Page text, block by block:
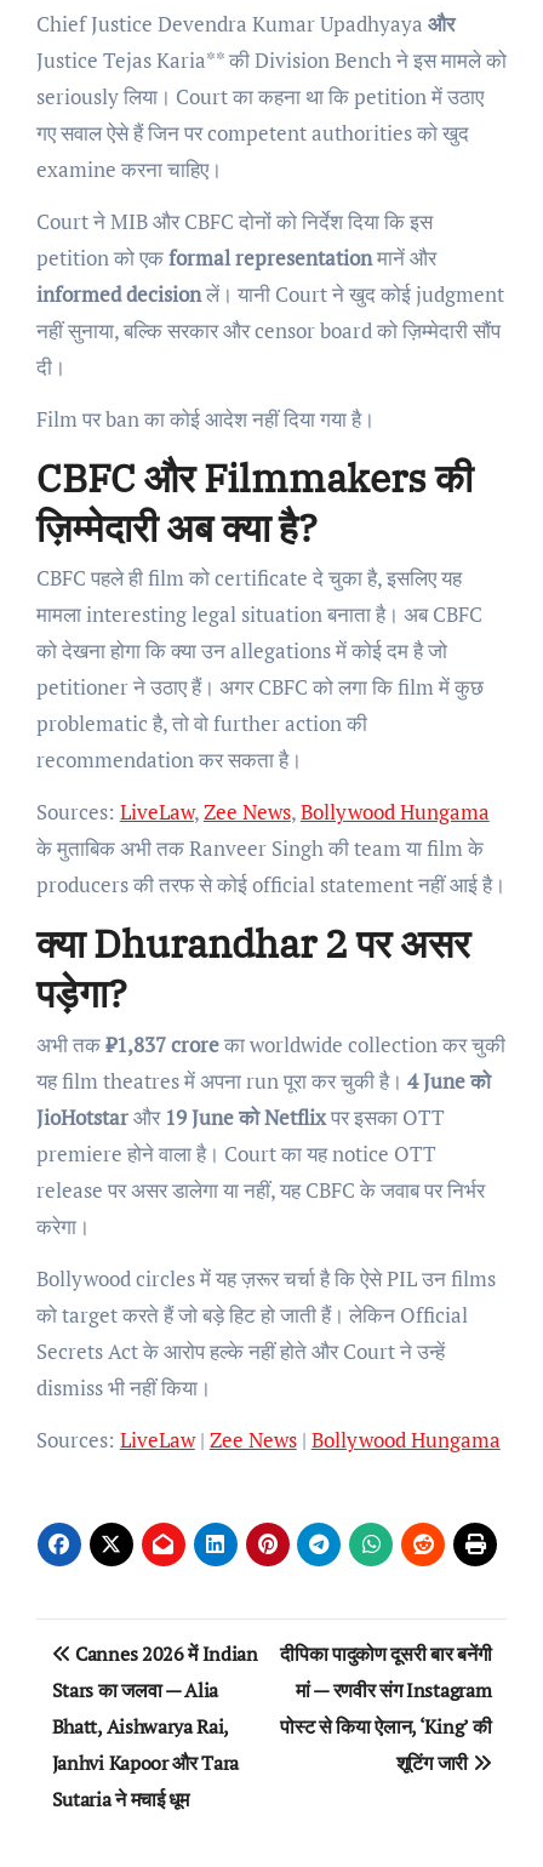
Chief Justice Devendra Kumar Upadhyaya और
Justice Tejas Karia** की Division Bench ने इस मामले को
seriously लिया। Court का कहना था कि petition में उठाए
गए सवाल ऐसे हैं जिन पर competent authorities को खुद
examine करना चाहिए।
Court ने MIB और CBFC दोनों को निर्देश दिया कि इस
petition को एकformal representationमानें और
informed decisionलें। यानी Court ने खुद कोई judgment
नहीं सुनाया, बल्कि सरकार और censor board को ज़िम्मेदारी सौंप
दी।
Film पर ban का कोई आदेश नहीं दिया गया है।
CBFC और Filmmakers की
ज़िम्मेदारी अब क्या है?
CBFC पहले ही film को certificate दे चुका है, इसलिए यह
मामला interesting legal situation बनाता है। अब CBFC
को देखना होगा कि क्या उन allegations में कोई दम है जो
petitioner ने उठाए हैं। अगर CBFC को लगा कि film में कुछ
problematic है, तो वो further action की
recommendation कर सकता है।
Sources: LiveLaw,Zee News,Bollywood Hungama
के मुताबिक अभी तक Ranveer Singh की team या film के
producers की तरफ से कोई official statement नहीं आई है।
क्या Dhurandhar 2 पर असर
पड़ेगा?
अभी तक₹1,837 croreका worldwide collection कर चुकी
यह film theatres में अपना run पूरा कर चुकी है। 4 June को
JioHotstarऔर 19 June को Netflixपर इसका OTT
premiere होने वाला है। Court का यह notice OTT
release पर असर डालेगा या नहीं, यह CBFC के जवाब पर निर्भर
करेगा।
Bollywood circles में यह ज़रूर चर्चा है कि ऐसे PIL उन films
को target करते हैं जो बड़े हिट हो जाती हैं। लेकिन Official
Secrets Act के आरोप हल्के नहीं होते और Court ने उन्हें
dismiss भी नहीं किया।
Sources: LiveLaw| Zee News| Bollywood Hungama
Post
navigation
Cannes 2026 में Indian
Stars का जलवा — Alia
Bhatt, Aishwarya Rai,
Janhvi Kapoor और Tara
Sutaria ने मचाई धूम
दीपिका पादुकोण दूसरी बार बनेंगी
मां — रणवीर संग Instagram
पोस्ट से किया ऐलान, ‘King’ की
शूटिंग जारी